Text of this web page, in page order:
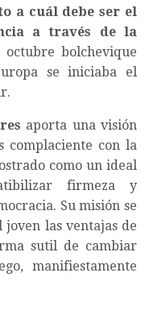
a cuál debe ser el
a través de la
bolchevique
se iniciaba el
aporta una visión
complaciente con la
como un ideal
firmeza y
Su misión se
las ventajas de
sutil de cambiar
manifiestamente